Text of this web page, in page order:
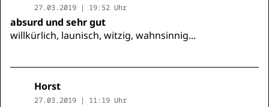
27.03.2019 | 19:52 Uhr
absurd und sehr gut
willkürlich, launisch, witzig, wahnsinnig...
Horst
27.03.2019 | 11:19 Uhr